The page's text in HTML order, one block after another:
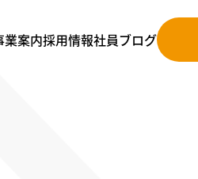
業案内採⽤情報社員ブログ